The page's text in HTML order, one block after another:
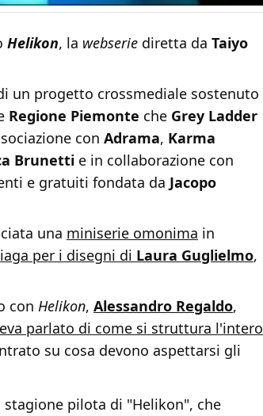
Helikon, la webserie diretta da Taiyo
un progetto crossmediale sostenuto
Regione Piemonte che Grey Ladder
con Adrama, Karma
Brunetti e in collaborazione con
e gratuiti fondata da Jacopo
una miniserie omonima in
per i disegni di Laura Guglielmo,
con Helikon, Alessandro Regaldo,
parlato di come si struttura l'intero
su cosa devono aspettarsi gli
pilota di "Helikon", che